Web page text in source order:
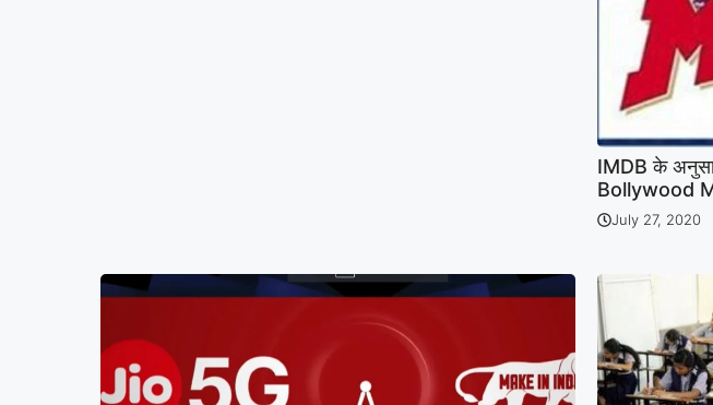
IMDB के
Bollywood
July 27, 2020